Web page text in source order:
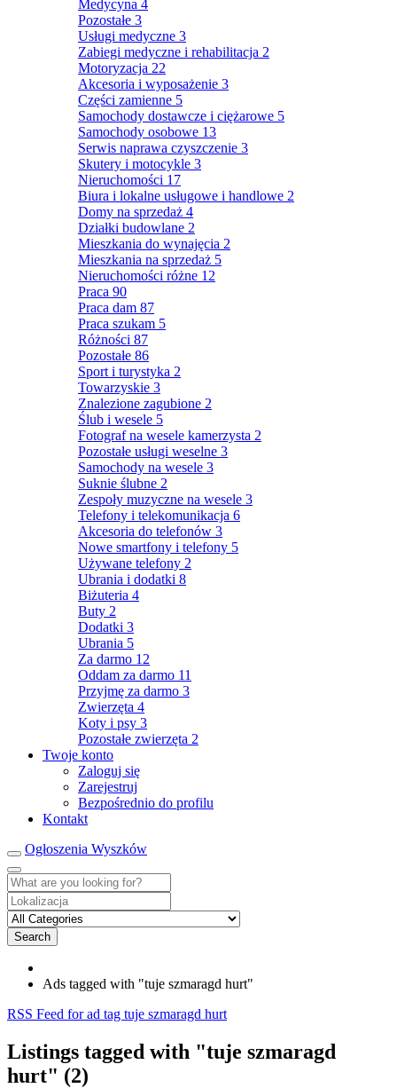
Medycyna 4
Pozostałe 3
Usługi medyczne 3
Zabiegi medyczne i rehabilitacja 2
Motoryzacja 22
Akcesoria i wyposażenie 3
Części zamienne 5
Samochody dostawcze i ciężarowe 5
Samochody osobowe 13
Serwis naprawa czyszczenie 3
Skutery i motocykle 3
Nieruchomości 17
Biura i lokalne usługowe i handlowe 2
Domy na sprzedaż 4
Działki budowlane 2
Mieszkania do wynajęcia 2
Mieszkania na sprzedaż 5
Nieruchomości różne 12
Praca 90
Praca dam 87
Praca szukam 5
Różności 87
Pozostałe 86
Sport i turystyka 2
Towarzyskie 3
Znalezione zagubione 2
Ślub i wesele 5
Fotograf na wesele kamerzysta 2
Pozostałe usługi weselne 3
Samochody na wesele 3
Suknie ślubne 2
Zespoły muzyczne na wesele 3
Telefony i telekomunikacja 6
Akcesoria do telefonów 3
Nowe smartfony i telefony 5
Używane telefony 2
Ubrania i dodatki 8
Biżuteria 4
Buty 2
Dodatki 3
Ubrania 5
Za darmo 12
Oddam za darmo 11
Przyjmę za darmo 3
Zwierzęta 4
Koty i psy 3
Pozostałe zwierzęta 2
Twoje konto
Zaloguj się
Zarejestruj
Bezpośrednio do profilu
Kontakt
Ogłoszenia Wyszków
Search
Ads tagged with "tuje szmaragd hurt"
RSS Feed for ad tag tuje szmaragd hurt
Listings tagged with "tuje szmaragd
hurt" (2)